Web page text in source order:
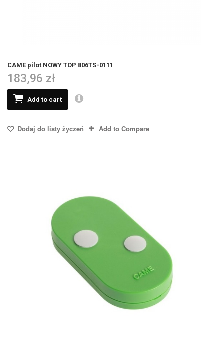
CAME pilot NOWY TOP 806TS-0111
183,96 zł
Add to cart
Dodaj do listy życzeń Add to Compare